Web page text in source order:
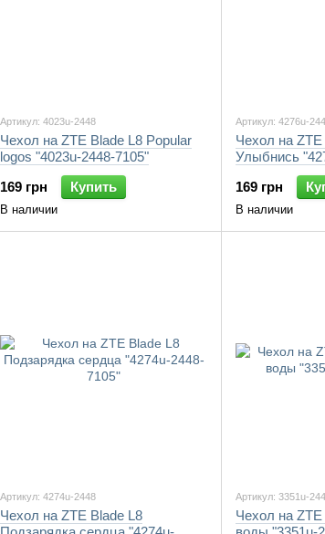
Артикул: 4023u-2448
Чехол на ZTE Blade L8 Popular
logos "4023u-2448-7105"
169 грн
Купить
В наличии
Артикул: 4276u-
Чехол на ZTE
Улыбнись
169 грн
В наличии
Артикул: 4274u-2448
Чехол на ZTE Blade L8
Артикул: 3351u-
Чехол на